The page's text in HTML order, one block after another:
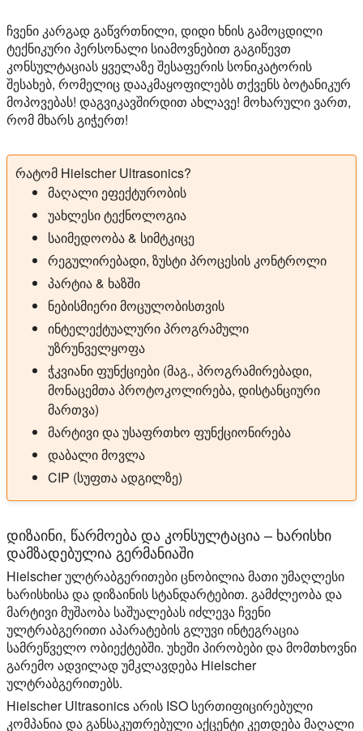
ჩვენი კარგად გაწვრთნილი, დიდი ხნის გამოცდილი
ტექნიკური პერსონალი სიამოვნებით გაგიწევთ
კონსულტაციას ყველაზე შესაფერის სონიკატორის
შესახებ, რომელიც დააკმაყოფილებს თქვენს ბოტანიკურ
მოპოვებას! დაგვიკავშირდით ახლავე! მოხარული ვართ,
რომ მხარს გიჭერთ!
რატომ Hielscher Ultrasonics?
მაღალი ეფექტურობის
უახლესი ტექნოლოგია
საიმედოობა & სიმტკიცე
რეგულირებადი, ზუსტი პროცესის კონტროლი
პარტია & ხაზში
ნებისმიერი მოცულობისთვის
ინტელექტუალური პროგრამული
უზრუნველყოფა
ჭკვიანი ფუნქციები (მაგ., პროგრამირებადი,
მონაცემთა პროტოკოლირება, დისტანციური
მართვა)
მარტივი და უსაფრთხო ფუნქციონირება
დაბალი მოვლა
CIP (სუფთა ადგილზე)
დიზაინი, წარმოება და კონსულტაცია – ხარისხი
დამზადებულია გერმანიაში
Hielscher ულტრაბგერითები ცნობილია მათი უმაღლესი
ხარისხისა და დიზაინის სტანდარტებით. გამძლეობა და
მარტივი მუშაობა საშუალებას იძლევა ჩვენი
ულტრაბგერითი აპარატების გლუვი ინტეგრაცია
სამრეწველო ობიექტებში. უხეში პირობები და მომთხოვნი
გარემო ადვილად უმკლავდება Hielscher
ულტრაბგერითებს.
Hielscher Ultrasonics არის ISO სერთიფიცირებული
კომპანია და განსაკუთრებული აქცენტი კეთდება მაღალი